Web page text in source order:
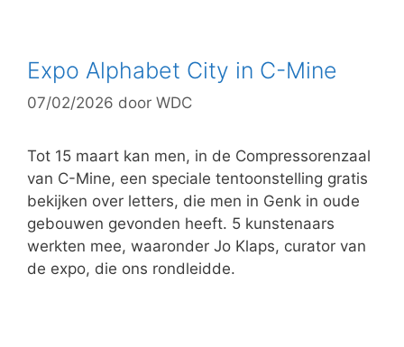
g
o
r
e
ë
n
Expo Alphabet City in C-Mine
07/02/2026 door WDC
Tot 15 maart kan men, in de Compressorenzaal
van C-Mine, een speciale tentoonstelling gratis
bekijken over letters, die men in Genk in oude
gebouwen gevonden heeft. 5 kunstenaars
werkten mee, waaronder Jo Klaps, curator van
de expo, die ons rondleidde.